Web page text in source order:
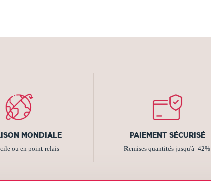
MONDIALE
ou en point relais
PAIEMENT SÉCURISÉ
Remises quantités jusqu'à -42%